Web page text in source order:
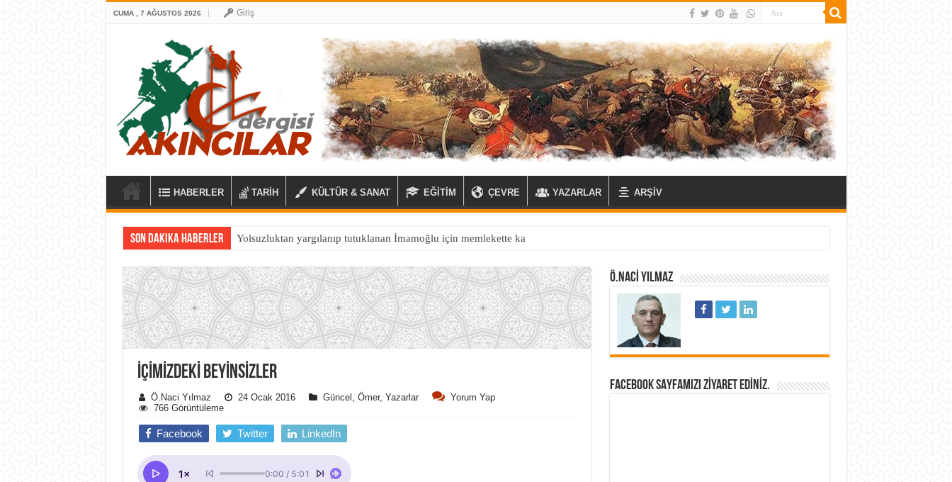
CUMA , 7 AĞUSTOS 2026 Giriş
HABERLER TARİH KÜLTÜR & SANAT EĞİTİM ÇEVRE YAZARLAR ARŞİV
Son Dakika Haberler
İÇİMİZDEKİ BEYİNSİZLER
Ö.Naci Yılmaz 24 Ocak 2016 Güncel , Ömer, Yazarlar
Yorum Yap
766 Görüntüleme
Facebook Twitter LinkedIn
Ö.NACI YILMAZ
FACEBOOK SAYFAMIZI ZIYARET EDINIZ.